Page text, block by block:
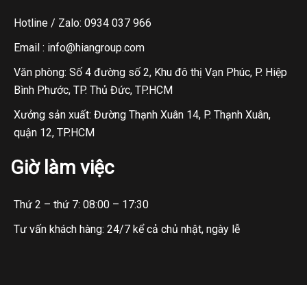
Hotline / Zalo: 0934 037 966
Email : info@hiangroup.com
Văn phòng: Số 4 đường số 2, Khu đô thị Vạn Phúc, P. Hiệp
Bình Phước, TP. Thủ Đức, TP.HCM
Xưởng sản xuất: Đường Thạnh Xuân 14, P. Thạnh Xuân,
quận 12, TP.HCM
Giờ làm việc
Thứ 2 – thứ 7: 08:00 – 17:30
Tư vấn khách hàng: 24/7 kể cả chủ nhật, ngày lễ